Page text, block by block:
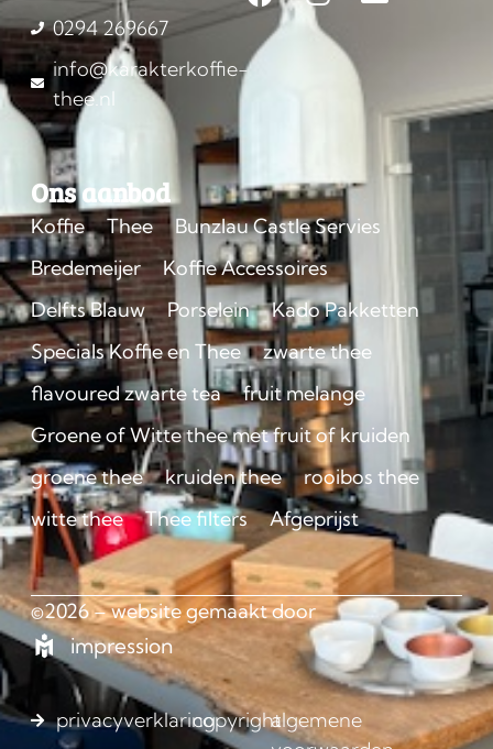
0294 269667
info@karakterkoffie-
thee.nl
Ons aanbod
Koffie Thee
Bunzlau Castle Servies
Bredemeijer
Koffie Accessoires
Delfts Blauw
Porselein
Kado Pakketten
Specials Koffie en Thee
zwarte thee
flavoured zwarte tea
fruit melange
Groene of Witte thee met fruit of kruiden
groene thee
kruiden thee
rooibos thee
witte thee
Thee filters Afgeprijst
©2026 – website gemaakt door
impression
privacyverklaringcopyrightalgemene